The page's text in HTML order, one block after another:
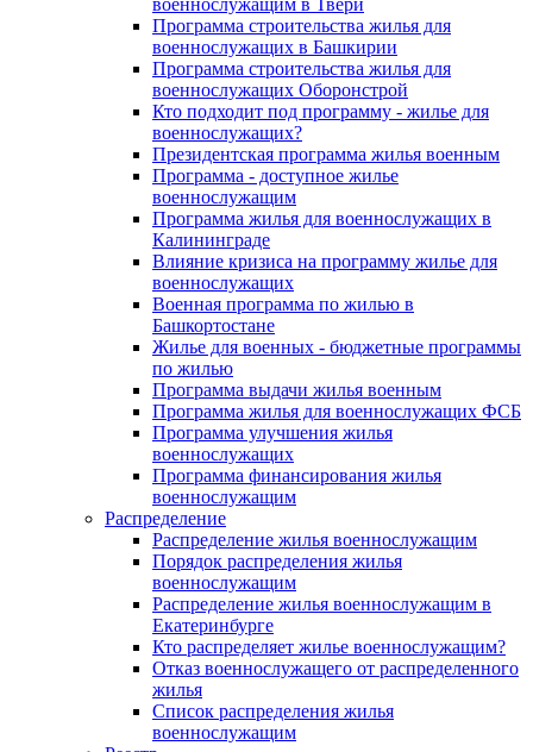
военнослужащим в Твери
Программа строительства жилья для
военнослужащих в Башкирии
Программа строительства жилья для
военнослужащих Оборонстрой
Кто подходит под программу - жилье для
военнослужащих?
Президентская программа жилья военным
Программа - доступное жилье
военнослужащим
Программа жилья для военнослужащих в
Калининграде
Влияние кризиса на программу жилье для
военнослужащих
Военная программа по жилью в
Башкортостане
Жилье для военных - бюджетные программы
по жилью
Программа выдачи жилья военным
Программа жилья для военнослужащих ФСБ
Программа улучшения жилья
военнослужащих
Программа финансирования жилья
военнослужащим
Распределение
Распределение жилья военнослужащим
Порядок распределения жилья
военнослужащим
Распределение жилья военнослужащим в
Екатеринбурге
Кто распределяет жилье военнослужащим?
Отказ военнослужащего от распределенного
жилья
Список распределения жилья
военнослужащим